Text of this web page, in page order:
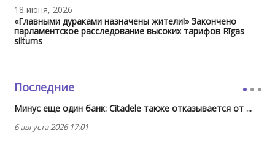
18 июня, 2026
«Главными дураками назначены жители!» Закончено
парламентское расследование высоких тарифов Rīgas
siltums
Последние
Минус еще один банк: Citadele также отказывается от ...
6 августа 2026 17:01